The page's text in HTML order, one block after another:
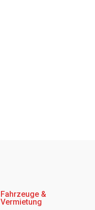
Fahrzeuge &
Vermietung